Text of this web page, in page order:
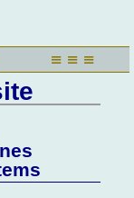
≡ ≡ ≡